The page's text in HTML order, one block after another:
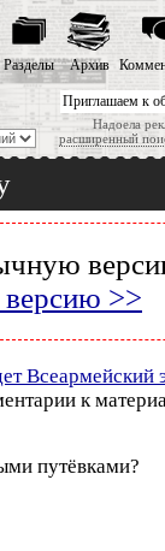
Приглашаем к
Надоела
расширенный
Разделы Архив
>>
Всеармейский
к
путёвками?